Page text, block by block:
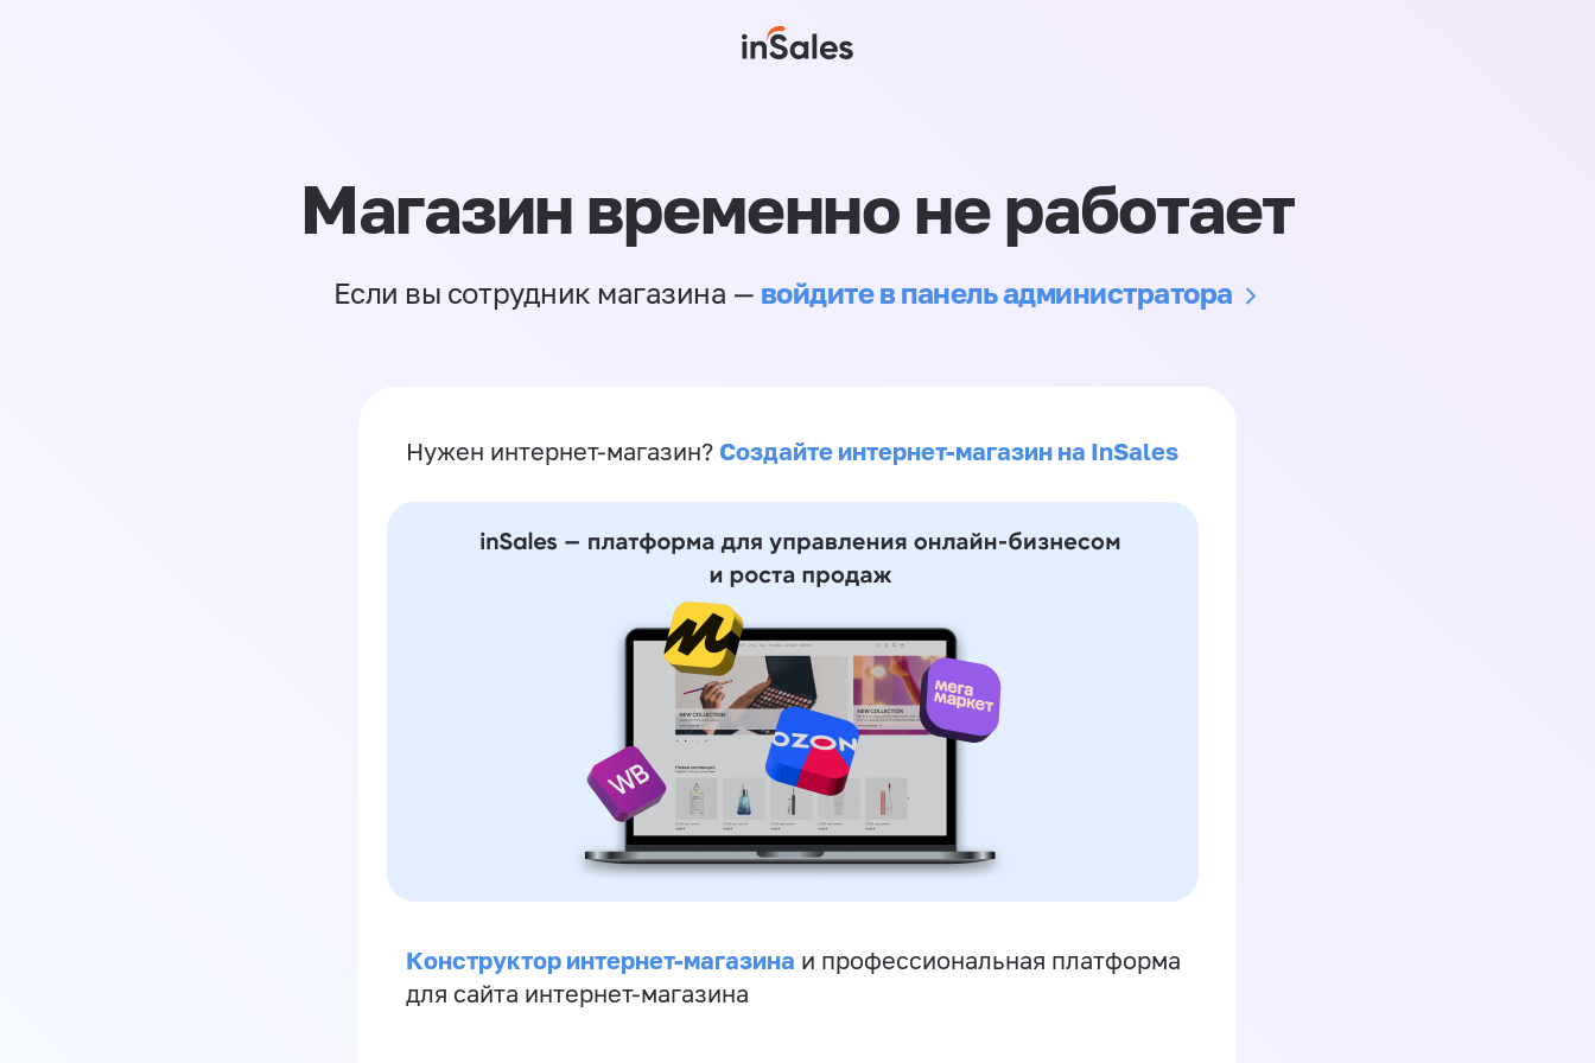
Магазин временно не работает
Если вы сотрудник магазина — войдите в панель администратора
Нужен интернет-магазин? Создайте интернет-магазин на InSales
Конструктор интернет-магазина и профессиональная платформа
для сайта интернет-магазина